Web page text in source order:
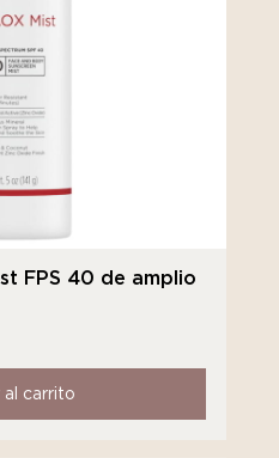
FPS 40 de amplio
al carrito